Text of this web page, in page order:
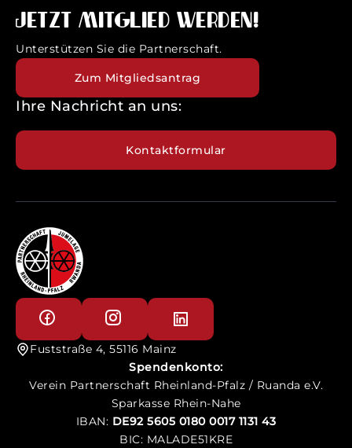
Jetzt Mitglied werden!
Unterstützen Sie die Partnerschaft.
Zum Mitgliedsantrag
Ihre Nachricht an uns:
Kontaktformular
Fuststraße 4, 55116 Mainz
Spendenkonto:
Verein Partnerschaft Rheinland-Pfalz / Ruanda e.V.
Sparkasse Rhein-Nahe
IBAN: DE92 5605 0180 0017 1131 43
BIC: MALADE51KRE